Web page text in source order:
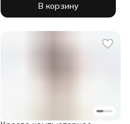
В корзину